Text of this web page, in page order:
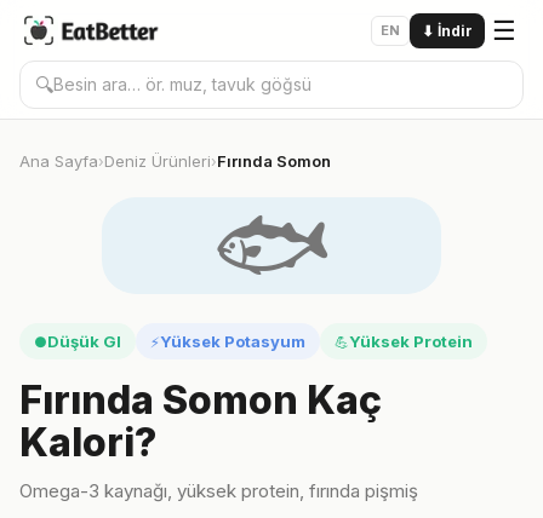
EN ⬇ İndir ☰
🔍
Ana Sayfa›Deniz Ürünleri›Fırında Somon
🐟
●Düşük GI ⚡Yüksek Potasyum 💪Yüksek Protein
Fırında Somon Kaç
Kalori?
Omega-3 kaynağı, yüksek protein, fırında pişmiş